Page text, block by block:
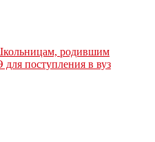
родившим
для поступления в вуз